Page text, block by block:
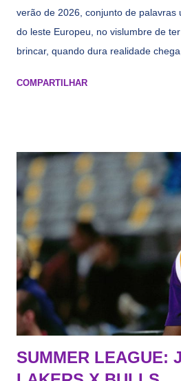
verão de 2026, conjunto de palavras
do leste Europeu, no vislumbre de
brincar, quando dura realidade
cara de decrépito, mas que
vezes a gente esquece mesmo.
Tas no Telecurso 2000 , É HORA
todos esses nomes foram linkados
interesse, não importa, o nosso
informação, a veracidade vem
agora nada de Ruim Hachaomuro
interesse) e LeBrão James - esse
Draymond Green enquanto chora
COMPARTILHAR
SUMMER LEAGUE: